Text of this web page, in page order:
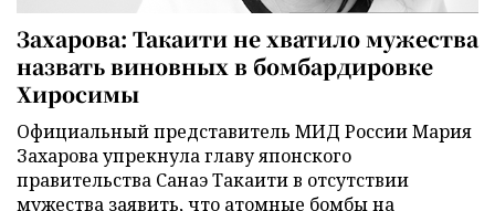
Захарова: Такаити не хватило мужества
назвать виновных в бомбардировке
Хиросимы
Официальный представитель МИД России Мария
Захарова упрекнула главу японского
правительства Санаэ Такаити в отсутствии
мужества заявить, что атомные бомбы на